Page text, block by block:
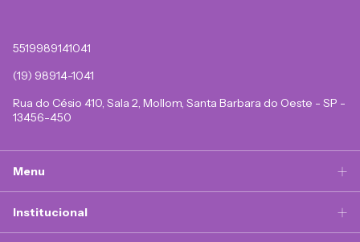
5519989141041
(19) 98914-1041
Rua do Césio 410, Sala 2, Mollom, Santa Barbara do Oeste - SP -
13456-450
Menu
Institucional